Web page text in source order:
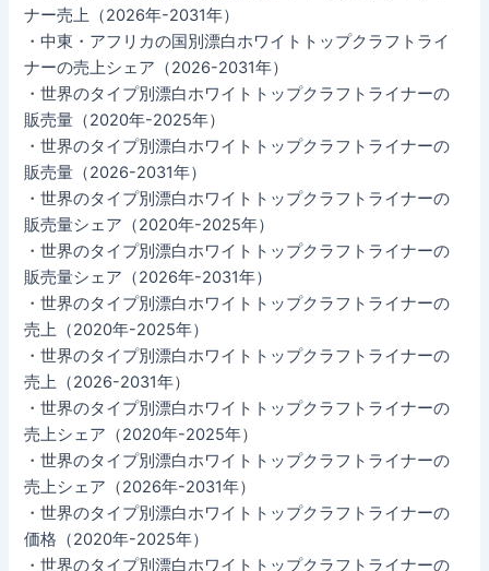
ナー売上（2026年-2031年）
・中東・アフリカの国別漂白ホワイトトップクラフトライ
ナーの売上シェア（2026-2031年）
・世界のタイプ別漂白ホワイトトップクラフトライナーの
販売量（2020年-2025年）
・世界のタイプ別漂白ホワイトトップクラフトライナーの
販売量（2026-2031年）
・世界のタイプ別漂白ホワイトトップクラフトライナーの
販売量シェア（2020年-2025年）
・世界のタイプ別漂白ホワイトトップクラフトライナーの
販売量シェア（2026年-2031年）
・世界のタイプ別漂白ホワイトトップクラフトライナーの
売上（2020年-2025年）
・世界のタイプ別漂白ホワイトトップクラフトライナーの
売上（2026-2031年）
・世界のタイプ別漂白ホワイトトップクラフトライナーの
売上シェア（2020年-2025年）
・世界のタイプ別漂白ホワイトトップクラフトライナーの
売上シェア（2026年-2031年）
・世界のタイプ別漂白ホワイトトップクラフトライナーの
価格（2020年-2025年）
・世界のタイプ別漂白ホワイトトップクラフトライナーの